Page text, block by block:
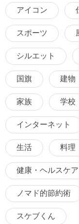
アイコン
スポーツ
シルエット
国旗 建物
家族 学校
インターネット
生活 料理
健康・ヘルスケア
ノマド的節約術
スケブくん